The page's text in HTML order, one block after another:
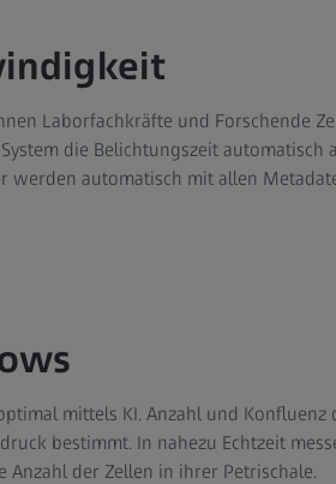
Laborfachkräfte und Forschende
die Belichtungszeit automatisch
werden automatisch mit allen
mittels KI. Anzahl und
bestimmt. In nahezu Echtzeit
Anzahl der Zellen in ihrer Petrischale.